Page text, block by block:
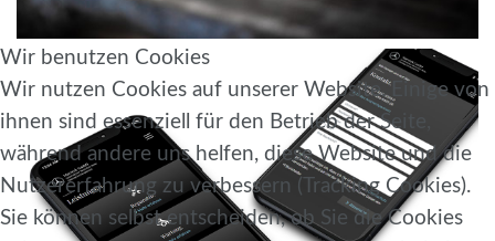
Wir benutzen Cookies
Wir nutzen Cookies auf unserer Website. Einige von
ihnen sind essenziell für den Betrieb der Seite,
während andere uns helfen, diese Website und die
Nutzererfahrung zu verbessern (Tracking Cookies).
Sie können selbst entscheiden, ob Sie die Cookies